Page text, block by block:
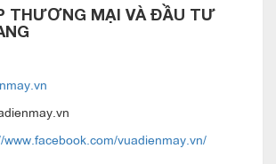
THƯƠNG MẠI VÀ ĐẦU TƯ
www.facebook.com/vuadienmay.vn/